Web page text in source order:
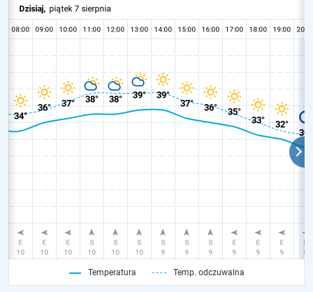
Temperatura Temp. odczuwalna